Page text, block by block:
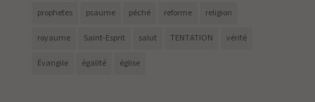
prophetes psaume péché reforme religion
royaume Saint-Esprit salut TENTATION vérité
Évangile égalité église